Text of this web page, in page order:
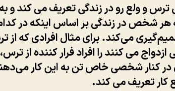
و ولع رو در زندگی تعریف می کند و
شخص در زندگی بر اساس اینکه در
می‌کند. برای مثال افرادی که از
ازدواج می کنند را افراد فرار کننده از
کنار شخصی خاص تن به این کار
کار تعریف می کند.